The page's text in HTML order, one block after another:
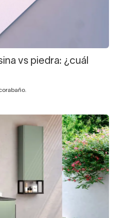
vs piedra: ¿cuál